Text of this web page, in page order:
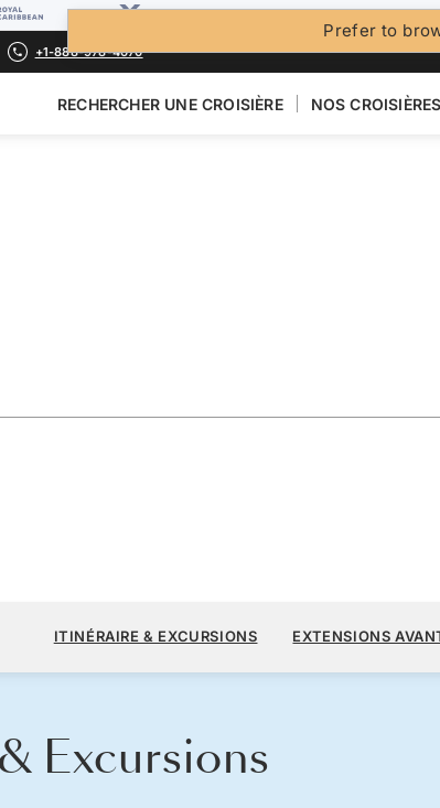
Prefer to
+1-888-978-4070
RECHERCHER UNE CROISIÈRE NOS CROISIÈRES
ITINÉRAIRE & EXCURSIONS EXTENSIONS
Excursions